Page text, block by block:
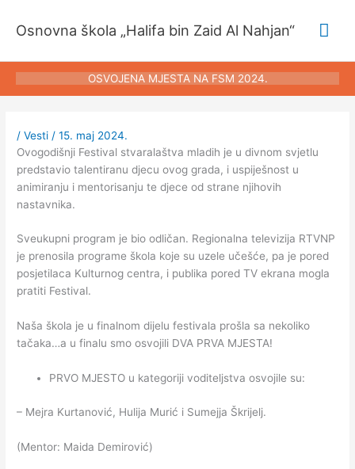
Osnovna škola „Halifa bin Zaid Al Nahjan“
OSVOJENA MJESTA NA FSM 2024.
/Vesti /15. maj 2024.
Ovogodišnji Festival stvaralaštva mladih je u divnom svjetlu
predstavio talentiranu djecu ovog grada, i uspiješnost u
animiranju i mentorisanju te djece od strane njihovih
nastavnika.
Sveukupni program je bio odličan. Regionalna televizija RTVNP
je prenosila programe škola koje su uzele učešće, pa je pored
posjetilaca Kulturnog centra, i publika pored TV ekrana mogla
pratiti Festival.
Naša škola je u finalnom dijelu festivala prošla sa nekoliko
tačaka…a u finalu smo osvojili DVA PRVA MJESTA!
PRVO MJESTO u kategoriji voditeljstva osvojile su:
– Mejra Kurtanović, Hulija Murić i Sumejja Škrijelj.
(Mentor: Maida Demirović)